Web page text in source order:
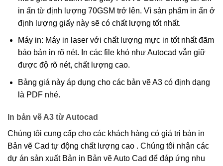
in ấn từ định lượng 70GSM trở lên. Vì sản phẩm in ấn ở
định lượng giấy này sẽ có chất lượng tốt nhất.
Máy in: Máy in laser với chất lượng mực in tốt nhất đãm
bảo bản in rõ nét. In các file khó như Autocad vẫn giữ
được độ rõ nét, chất lượng cao.
Bảng giá này áp dụng cho các bản vẽ A3 có định dạng
là PDF nhé.
In bản vẽ A3 từ Autocad
Chúng tôi cung cấp cho các khách hàng có giá trị bản in
Bản vẽ Cad tự động chất lượng cao . Chúng tôi nhận các
dự án sản xuất Bản in Bản vẽ Auto Cad để đáp ứng nhu